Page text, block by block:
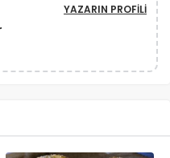
YAZARIN PROFILI